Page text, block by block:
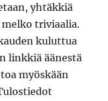
yhtäkkiä
triviaalia.
kuluttua
linkkiä äänestä
myöskään